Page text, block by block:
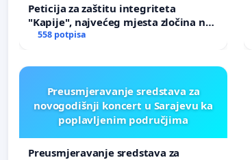
Peticija za zaštitu integriteta
"Kapije", najvećeg mjesta zločina nad
mladima u historiji grada Tuzla
558 potpisa
Preusmjeravanje sredstava za
novogodišnji koncert u Sarajevu ka
poplavljenim područjima
Preusmjeravanje sredstava za